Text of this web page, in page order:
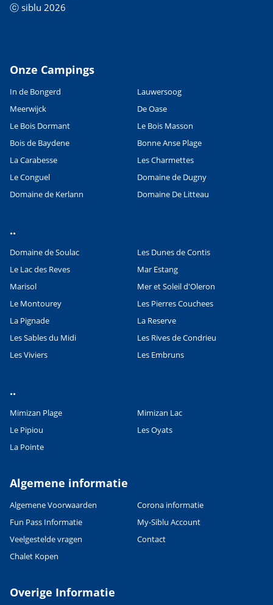
OpenStreetMap contributors, Points © 2012 LINZ
ⓒ siblu 2026
Onze Campings
In de Bongerd
Lauwersoog
Meerwijck
De Oase
Le Bois Dormant
Le Bois Masson
Bois de Baydene
Bonne Anse Plage
La Carabesse
Les Charmettes
Le Conguel
Domaine de Dugny
Domaine de Kerlann
Domaine De Litteau
..
Domaine de Soulac
Les Dunes de Contis
Le Lac des Reves
Mar Estang
Marisol
Mer et Soleil d'Oleron
Le Montourey
Les Pierres Couchees
La Pignade
La Reserve
Les Sables du Midi
Les Rives de Condrieu
Les Viviers
Les Embruns
..
Mimizan Plage
Mimizan Lac
Le Pipiou
Les Oyats
La Pointe
Algemene informatie
Algemene Voorwaarden
Corona informatie
Fun Pass Informatie
My-Siblu Account
Veelgestelde vragen
Contact
Chalet Kopen
Overige Informatie